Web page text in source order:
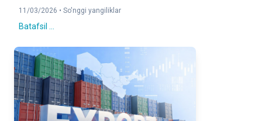
11/03/2026 • So'nggi yangiliklar
Batafsil ...